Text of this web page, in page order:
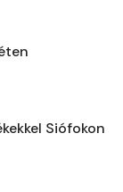
Siófokon